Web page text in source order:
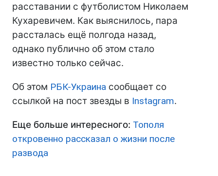
расставании с футболистом Николаем
Кухаревичем. Как выяснилось, пара
рассталась ещё полгода назад,
однако публично об этом стало
известно только сейчас.
Об этом РБК-Украина сообщает со
ссылкой на пост звезды в Instagram.
Еще больше интересного: Тополя
откровенно рассказал о жизни после
развода